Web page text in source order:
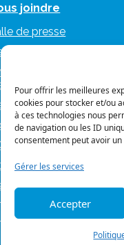
Pour offrir les meilleures
cookies pour stocker et/ou
à ces technologies nous
de navigation ou les ID
consentement peut avoir
Gérer les services
Accepter
joindre
de presse
les médias
d’utilisation des
numériques
et avis
et normes
Militantes
à la FIQ
Se syndiquer à la FIQ